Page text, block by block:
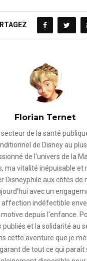
Florian Ternet
de la santé
de Disney au
de l'univers de la
ma vitalité inépuisable et
Disneyphile aux côtés de
avec un
indéfectible
depuis l'enfance.
publiés et la solidarité au
cette aventure que je
de tout ce qui paraît